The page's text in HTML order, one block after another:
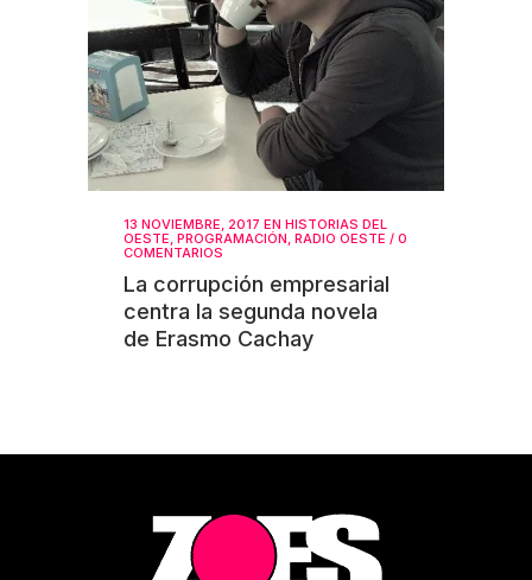
13 NOVIEMBRE, 2017 EN HISTORIAS DEL
OESTE, PROGRAMACIÓN, RADIO OESTE / 0
COMENTARIOS
La corrupción empresarial
centra la segunda novela
de Erasmo Cachay